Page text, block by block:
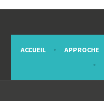
ACCUEIL APPROCHE